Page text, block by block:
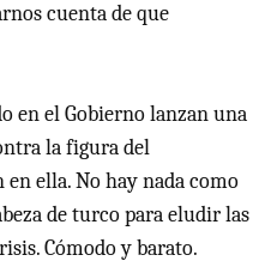
cuenta de que
en el Gobierno lanzan una
la figura del
en ella. No hay nada como
de turco para eludir las
Cómodo y barato.